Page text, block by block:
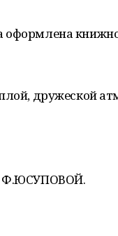
дружеской
Ф.ЮСУПОВОЙ.